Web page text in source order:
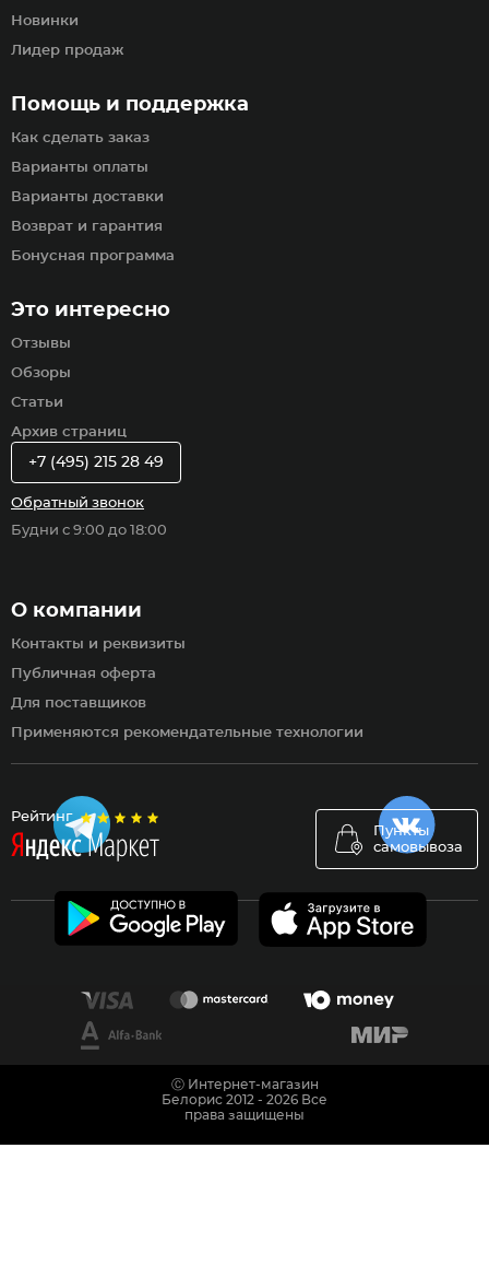
Рейтинг
Пункты
самовывоза
Помощь и поддержка
Как сделать заказ
Варианты оплаты
Варианты доставки
Возврат и гарантия
Бонусная программа
Новинки
Лидер продаж
Это интересно
Отзывы
Обзоры
Статьи
Архив страниц
О компании
Контакты и реквизиты
Публичная оферта
Для поставщиков
Применяются рекомендательные технологии
+7 (495) 215 28 49
Обратный звонок
Будни с 9:00 до 18:00
Ⓒ Интернет-магазин
Белорис 2012 - 2026 Все
права защищены